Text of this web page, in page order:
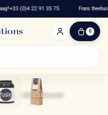
+33 (0)4 22 91 35 75 Frans theehuis
0
0
Hibiscusbloemen